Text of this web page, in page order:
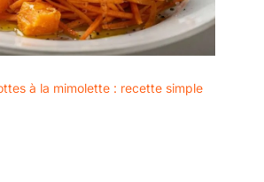
à la mimolette : recette simple